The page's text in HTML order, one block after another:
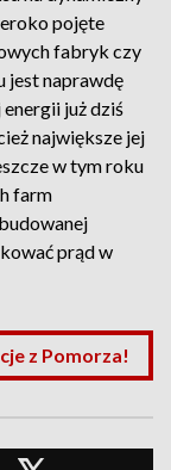
pojęte
fabryk czy
jest naprawdę
już dziś
największe jej
w tym roku
farm
prąd w
z Pomorza!